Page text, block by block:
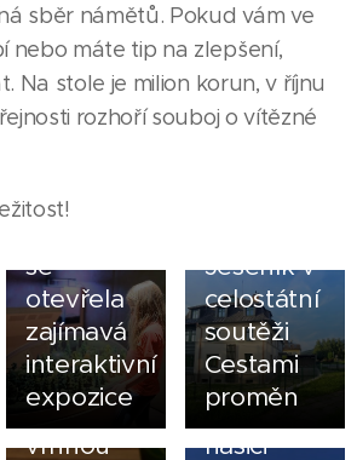
sběr námětů. Pokud vám ve
nebo máte tip na zlepšení,
Na stole je milion korun, v říjnu
rozhoří souboj o vítězné
jesenické
se
otevřela
zajímavá
interaktivní
expozice
Jeseník v
celostátní
soutěži
Cestami
proměn
24.05.2026
Mikulovice
vrhnou
05.05.2026
Zlatohorští
dobrovolní
hasiči